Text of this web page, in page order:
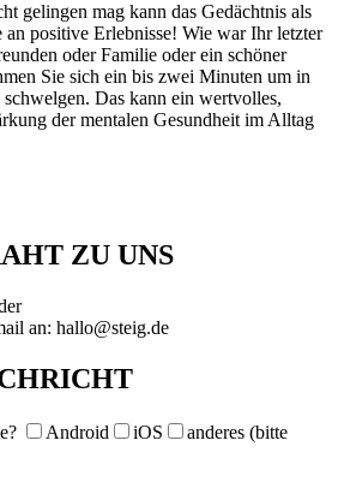
gelingen mag kann das Gedächtnis als
positive Erlebnisse! Wie war Ihr letzter
oder Familie oder ein schöner
Sie sich ein bis zwei Minuten um in
Das kann ein wertvolles,
der mentalen Gesundheit im Alltag
ZU UNS
an: hallo@steig.de
Android iOS
anderes (bitte